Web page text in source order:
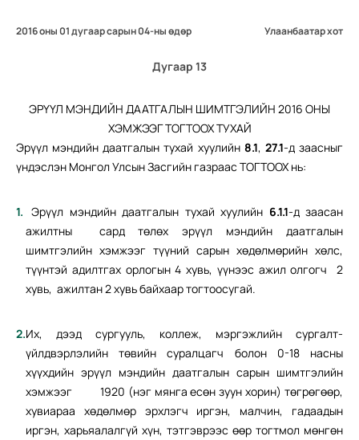
2016 оны 01 дугаар сарын 04-ны өдөр Улаанбаатар хот
Дугаар 13
ЭРҮҮЛ МЭНДИЙН ДААТГАЛЫН ШИМТГЭЛИЙН 2016 ОНЫ
ХЭМЖЭЭГ ТОГТООХ ТУХАЙ
Эрүүл мэндийн даатгалын тухай хуулийн 8.1, 27.1-д заасныг
үндэслэн Монгол Улсын Засгийн газраас ТОГТООХ нь:
Эрүүл мэндийн даатгалын тухай хуулийн 6.1.1-д заасан
ажилтны сард төлөх эрүүл мэндийн даатгалын
шимтгэлийн хэмжээг түүний сарын хөдөлмөрийн хөлс,
түүнтэй адилтгах орлогын 4 хувь, үүнээс ажил олгогч 2
хувь, ажилтан 2 хувь байхаар тогтоосугай.
Их, дээд сургууль, коллеж, мэргэжлийн сургалт-
үйлдвэрлэлийн төвийн суралцагч болон 0-18 насны
хүүхдийн эрүүл мэндийн даатгалын сарын шимтгэлийн
хэмжээг 1920 (нэг мянга есөн зуун хорин) төгрөгөөр,
хувиараа хөдөлмөр эрхлэгч иргэн, малчин, гадаадын
иргэн, харьяалалгүй хүн, тэтгэврээс өөр тогтмол мөнгөн